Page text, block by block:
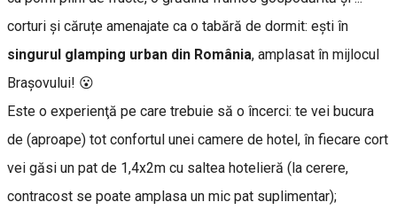
corturi și căruțe amenajate ca o tabără de dormit: eşti în
singurul glamping urban din România, amplasat în mijlocul
Braşovului! 😮
Este o experienţă pe care trebuie să o încerci: te vei bucura
de (aproape) tot confortul unei camere de hotel, în fiecare cort
vei găsi un pat de 1,4x2m cu saltea hotelieră (la cerere,
contracost se poate amplasa un mic pat suplimentar);